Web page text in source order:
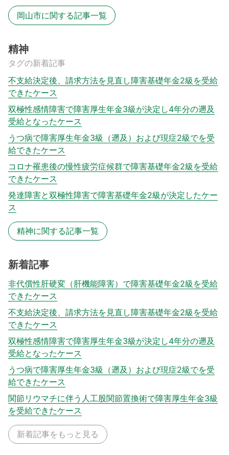
岡山市に関する記事一覧
精神
タグの新着記事
不支給決定後、請求方法を見直し障害基礎年金2級を受給
できたケース
双極性感情障害で障害厚生年金3級が決定し4年分の遡及
受給となったケース
うつ病で障害厚生年金3級（遡及）および現症2級でを受
給できたケース
コロナ罹患後の慢性疲労症候群で障害基礎年金2級を受給
できたケース
発達障害と双極性障害で障害基礎年金2級が決定したケー
ス
精神に関する記事一覧
新着記事
非代償性肝硬変（肝機能障害）で障害基礎年金2級を受給
できたケース
不支給決定後、請求方法を見直し障害基礎年金2級を受給
できたケース
双極性感情障害で障害厚生年金3級が決定し4年分の遡及
受給となったケース
うつ病で障害厚生年金3級（遡及）および現症2級でを受
給できたケース
関節リウマチに伴う人工股関節置換術で障害厚生年金3級
を受給できたケース
新着記事をもっと見る